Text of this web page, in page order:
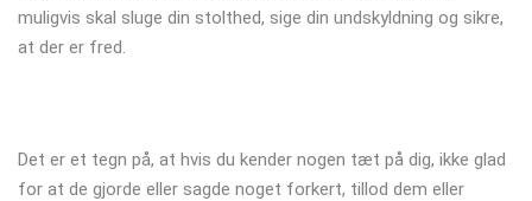
muligvis skal sluge din stolthed, sige din undskyldning og sikre,
at der er fred.
Det er et tegn på, at hvis du kender nogen tæt på dig, ikke glad
for at de gjorde eller sagde noget forkert, tillod dem eller